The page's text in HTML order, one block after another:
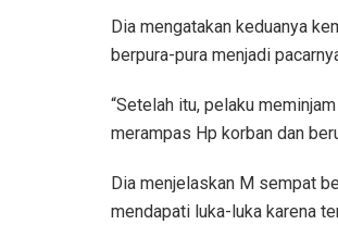
Dia mengatakan keduanya
berpura-pura menjadi
“Setelah itu, pelaku
merampas Hp korban dan
Dia menjelaskan M sempat
mendapati luka-luka karena